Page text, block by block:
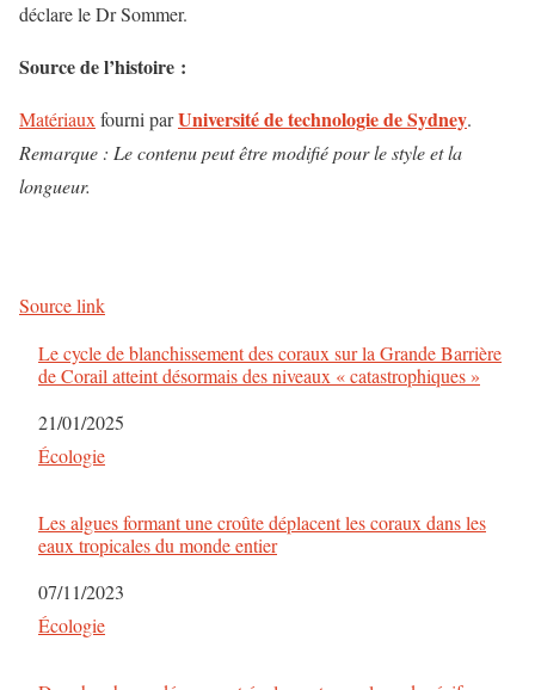
déclare le Dr Sommer.
Source de l’histoire :
Matériaux fourni parUniversité de technologie de Sydney.
Remarque : Le contenu peut être modifié pour le style et la
longueur.
Source link
Le cycle de blanchissement des coraux sur la Grande Barrière
de Corail atteint désormais des niveaux « catastrophiques »
Date
21/01/2025
Par rapport à
Écologie
Les algues formant une croûte déplacent les coraux dans les
eaux tropicales du monde entier
Date
07/11/2023
Par rapport à
Écologie